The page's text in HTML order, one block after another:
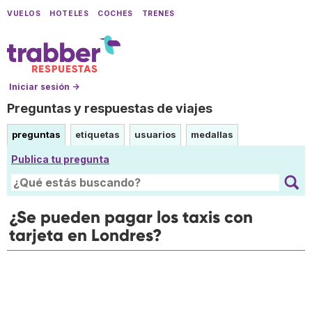
VUELOS HOTELES COCHES TRENES
Iniciar sesión →
Preguntas y respuestas de viajes
preguntas etiquetas usuarios medallas
Publica tu pregunta
¿Se pueden pagar los taxis con
tarjeta en Londres?